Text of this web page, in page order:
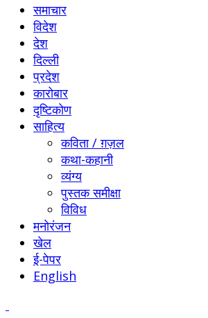
समाचार
विदेश
देश
दिल्ली
प्रदेश
कारोबार
दृष्टिकोण
साहित्य
कविता / ग़ज़ल
कथा-कहानी
व्यंग्य
पुस्तक समीक्षा
विविध
मनोरंजन
खेल
ई-पेपर
English